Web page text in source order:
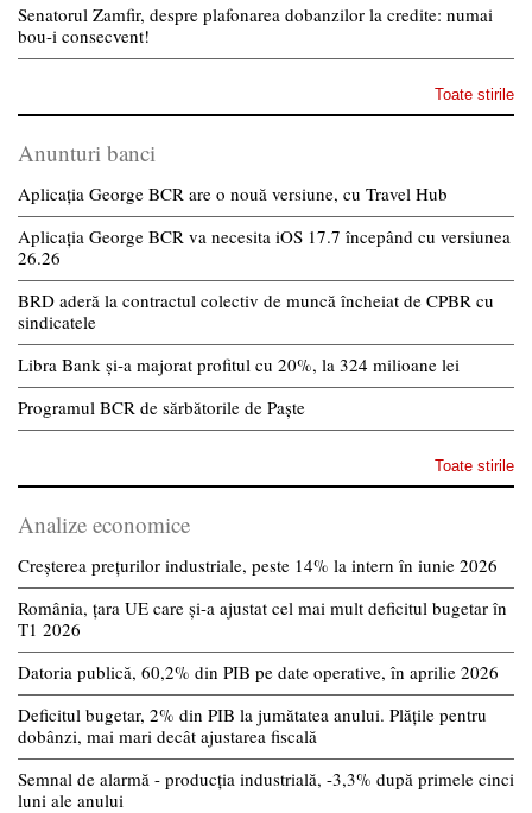
Senatorul Zamfir, despre plafonarea dobanzilor la credite: numai
bou-i consecvent!
Toate stirile
Anunturi banci
Aplicația George BCR are o nouă versiune, cu Travel Hub
Aplicația George BCR va necesita iOS 17.7 începând cu versiunea
26.26
BRD aderă la contractul colectiv de muncă încheiat de CPBR cu
sindicatele
Libra Bank și-a majorat profitul cu 20%, la 324 milioane lei
Programul BCR de sărbătorile de Paște
Toate stirile
Analize economice
Creșterea prețurilor industriale, peste 14% la intern în iunie 2026
România, țara UE care și-a ajustat cel mai mult deficitul bugetar în
T1 2026
Datoria publică, 60,2% din PIB pe date operative, în aprilie 2026
Deficitul bugetar, 2% din PIB la jumătatea anului. Plățile pentru
dobânzi, mai mari decât ajustarea fiscală
Semnal de alarmă - producția industrială, -3,3% după primele cinci
luni ale anului